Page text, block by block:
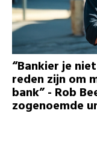
“Bankier je
reden zijn om
bank” - Rob
zogenoemde